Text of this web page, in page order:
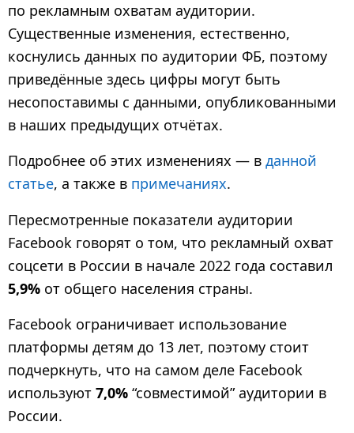
по рекламным охватам аудитории.
Существенные изменения, естественно,
коснулись данных по аудитории ФБ, поэтому
приведённые здесь цифры могут быть
несопоставимы с данными, опубликованными
в наших предыдущих отчётах.
Подробнее об этих изменениях — в данной
статье, а также в примечаниях.
Пересмотренные показатели аудитории
Facebook говорят о том, что рекламный охват
соцсети в России в начале 2022 года составил
5,9% от общего населения страны.
Facebook ограничивает использование
платформы детям до 13 лет, поэтому стоит
подчеркнуть, что на самом деле Facebook
используют 7,0% “совместимой” аудитории в
России.